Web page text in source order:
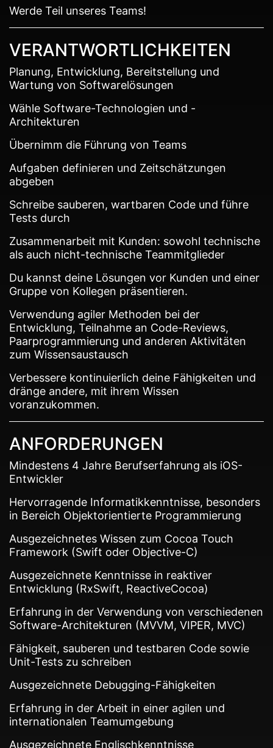
Werde Teil unseres Teams!
VERANTWORTLICHKEITEN
Planung, Entwicklung, Bereitstellung und
Wartung von Softwarelösungen
Wähle Software-Technologien und -
Architekturen
Übernimm die Führung von Teams
Aufgaben definieren und Zeitschätzungen
abgeben
Schreibe sauberen, wartbaren Code und führe
Tests durch
Zusammenarbeit mit Kunden: sowohl technische
als auch nicht-technische Teammitglieder
Du kannst deine Lösungen vor Kunden und einer
Gruppe von Kollegen präsentieren.
Verwendung agiler Methoden bei der
Entwicklung, Teilnahme an Code-Reviews,
Paarprogrammierung und anderen Aktivitäten
zum Wissensaustausch
Verbessere kontinuierlich deine Fähigkeiten und
dränge andere, mit ihrem Wissen
voranzukommen.
ANFORDERUNGEN
Mindestens 4 Jahre Berufserfahrung als iOS-
Entwickler
Hervorragende Informatikkenntnisse, besonders
in Bereich Objektorientierte Programmierung
Ausgezeichnetes Wissen zum Cocoa Touch
Framework (Swift oder Objective-C)
Ausgezeichnete Kenntnisse in reaktiver
Entwicklung (RxSwift, ReactiveCocoa)
Erfahrung in der Verwendung von verschiedenen
Software-Architekturen (MVVM, VIPER, MVC)
Fähigkeit, sauberen und testbaren Code sowie
Unit-Tests zu schreiben
Ausgezeichnete Debugging-Fähigkeiten
Erfahrung in der Arbeit in einer agilen und
internationalen Teamumgebung
Ausgezeichnete Englischkenntnisse